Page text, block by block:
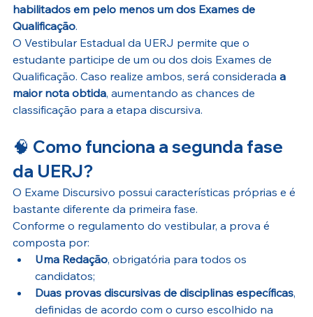
habilitados em pelo menos um dos Exames de
Qualificação.
O Vestibular Estadual da UERJ permite que o
estudante participe de um ou dos dois Exames de
Qualificação. Caso realize ambos, será considerada a
maior nota obtida, aumentando as chances de
classificação para a etapa discursiva.
🧠 Como funciona a segunda fase
da UERJ?
O Exame Discursivo possui características próprias e é
bastante diferente da primeira fase.
Conforme o regulamento do vestibular, a prova é
composta por:
Uma Redação, obrigatória para todos os
candidatos;
Duas provas discursivas de disciplinas específicas,
definidas de acordo com o curso escolhido na